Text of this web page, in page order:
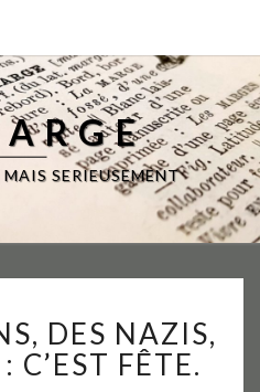
SERIEUSEMENT
DONJONS,
DES
NAZIS,
DES NAZIS,
C’EST FÊTE.